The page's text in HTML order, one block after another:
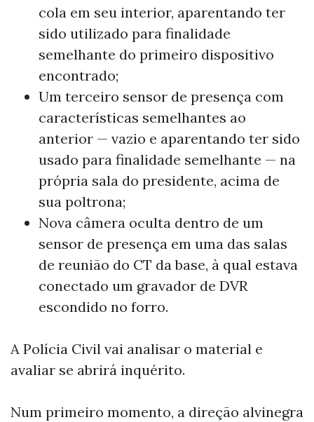
cola em seu interior, aparentando ter
sido utilizado para finalidade
semelhante do primeiro dispositivo
encontrado;
Um terceiro sensor de presença com
características semelhantes ao
anterior — vazio e aparentando ter sido
usado para finalidade semelhante — na
própria sala do presidente, acima de
sua poltrona;
Nova câmera oculta dentro de um
sensor de presença em uma das salas
de reunião do CT da base, à qual estava
conectado um gravador de DVR
escondido no forro.
A Polícia Civil vai analisar o material e
avaliar se abrirá inquérito.
Num primeiro momento, a direção alvinegra